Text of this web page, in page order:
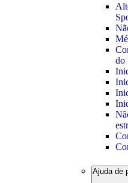
do
Ajuda de